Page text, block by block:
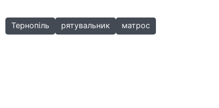
Тернопіль рятувальник матрос